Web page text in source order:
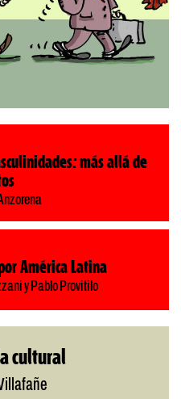
más allá de
América Latina
y Pablo Provitilo
cultural